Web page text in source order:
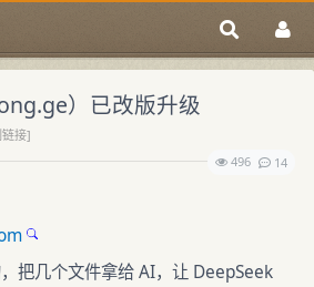
）已改版升级
接]
496
14
把几个文件拿给 AI，让 DeepSeek